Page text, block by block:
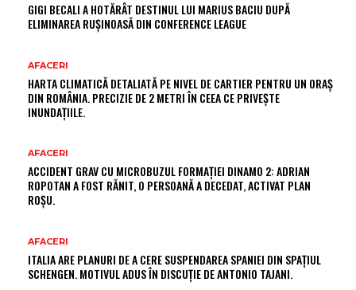
GIGI BECALI A HOTĂRÂT DESTINUL LUI MARIUS BACIU DUPĂ
ELIMINAREA RUȘINOASĂ DIN CONFERENCE LEAGUE
AFACERI
HARTA CLIMATICĂ DETALIATĂ PE NIVEL DE CARTIER PENTRU UN ORAȘ
DIN ROMÂNIA. PRECIZIE DE 2 METRI ÎN CEEA CE PRIVEȘTE
INUNDAȚIILE.
AFACERI
ACCIDENT GRAV CU MICROBUZUL FORMAȚIEI DINAMO 2: ADRIAN
ROPOTAN A FOST RĂNIT, O PERSOANĂ A DECEDAT, ACTIVAT PLAN
ROȘU.
AFACERI
ITALIA ARE PLANURI DE A CERE SUSPENDAREA SPANIEI DIN SPAȚIUL
SCHENGEN. MOTIVUL ADUS ÎN DISCUȚIE DE ANTONIO TAJANI.